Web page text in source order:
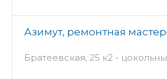
Азимут, ремонтная
Братеевская, 25 к2 -